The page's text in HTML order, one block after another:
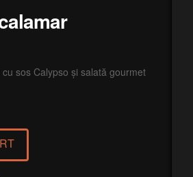
sos Calypso și salată gourmet